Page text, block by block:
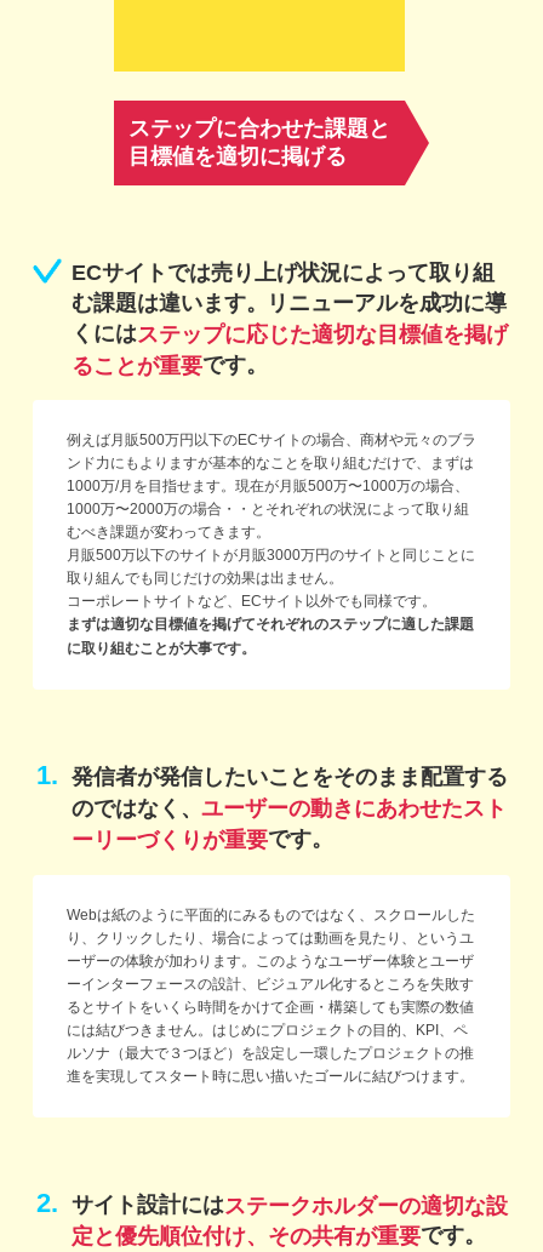
ステップに合わせた課題と
目標値を適切に掲げる
ECサイトでは売り上げ状況によって取り組
む課題は違います。
リニューアルを成功に導
くにはステップに応じた適切な目標値を掲げ
ることが重要です。
例えば月販500万円以下のECサイトの場合、商材や元々のブラ
ンド力にもよりますが基本的なことを取り組むだけで、まずは
1000万/月を目指せます。現在が月販500万〜1000万の場合、
1000万〜2000万の場合・・とそれぞれの状況によって取り組
むべき課題が変わってきます。
月販500万以下のサイトが月販3000万円のサイトと同じことに
取り組んでも同じだけの効果は出ません。
コーポレートサイトなど、ECサイト以外でも同様です。
まずは適切な目標値を掲げてそれぞれのステップに適した課題
に取り組むことが大事です。
1. 発信者が発信したいことをそのまま配置する
のではなく、ユーザーの動きにあわせたスト
ーリーづくりが重要です。
Webは紙のように平面的にみるものではなく、スクロールした
り、クリックしたり、場合によっては動画を見たり、というユ
ーザーの体験が加わります。このようなユーザー体験とユーザ
ーインターフェースの設計、ビジュアル化するところを失敗す
るとサイトをいくら時間をかけて企画・構築しても実際の数値
には結びつきません。はじめにプロジェクトの目的、KPI、ペ
ルソナ（最大で３つほど）を設定し一環したプロジェクトの推
進を実現してスタート時に思い描いたゴールに結びつけます。
2. サイト設計にはステークホルダーの適切な設
定と優先順位付け、その共有が重要です。